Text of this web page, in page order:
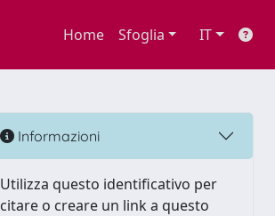
Home Sfoglia IT
Informazioni
Utilizza questo identificativo per
citare o creare un link a questo